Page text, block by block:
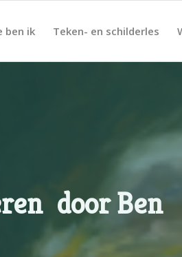
ben ik Teken- en schilderles
door Ben